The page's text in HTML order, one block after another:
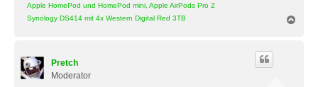
Apple HomePod und HomePod mini, Apple AirPods Pro 2
Synology DS414 mit 4x Western Digital Red 3TB
Pretch
Moderator